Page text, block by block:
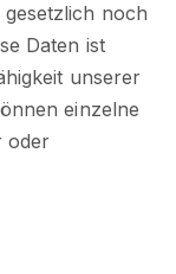
noch
Daten ist
unserer
einzelne
oder